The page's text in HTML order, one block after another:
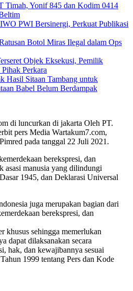
Timah, Yonif 845 dan Kodim 0414
PWI Bersinergi, Perkuat Publikasi
Botol Miras Ilegal dalam Ops
Objek Eksekusi, Pemilik
Perkara
Hasil Sitaan Tambang untuk
Babel Belum Berdampak
di luncurkan di jakarta Oleh PT.
pers Media Wartakum7.com,
pada tanggal 22 Juli 2021.
berekspresi, dan
asasi manusia yang dilindungi
1945, dan Deklarasi Universal
juga merupakan bagian dari
berekspresi, dan
khusus sehingga memerlukan
dapat dilaksanakan secara
hak, dan kewajibannya sesuai
1999 tentang Pers dan Kode